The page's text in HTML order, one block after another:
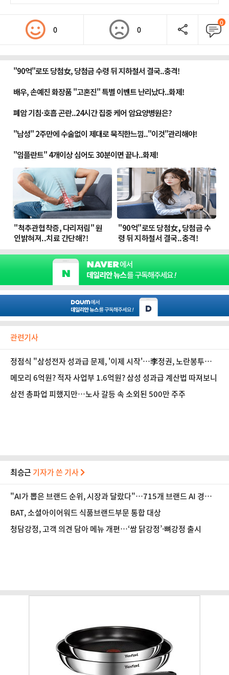
0 0
0
관련기사
정점식 "삼성전자 성과급 문제, '이제 시작'…李정권, 노란봉투법
재개정하라"
메모리 6억원? 적자 사업부 1.6억원? 삼성 성과급 계산법 따져보니
삼전 총파업 피했지만…노사 갈등 속 소외된 500만 주주
최승근 기자가 쓴 기사
"AI가 뽑은 브랜드 순위, 시장과 달랐다"…715개 브랜드 AI 경쟁력
공개
BAT, 소셜아이어워드 식품브랜드부문 통합 대상
청담강정, 고객 의견 담아 메뉴 개편…‘쌈 닭강정’·뼈강정 출시